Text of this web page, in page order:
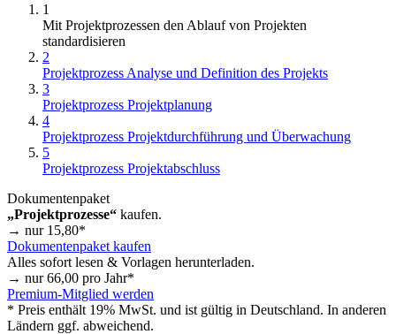
1
Mit Projektprozessen den Ablauf von Projekten
standardisieren
2
Projektprozess Analyse und Definition des Projekts
3
Projektprozess Projektplanung
4
Projektprozess Projektdurchführung und Überwachung
5
Projektprozess Projektabschluss
Dokumentenpaket
„Projektprozesse“ kaufen.
→ nur 15,80*
Dokumentenpaket kaufen
Alles sofort lesen & Vorlagen herunterladen.
→ nur66,00 pro Jahr*
Premium-Mitglied werden
* Preis enthält 19% MwSt. und ist gültig in Deutschland. In anderen
Ländern ggf. abweichend.